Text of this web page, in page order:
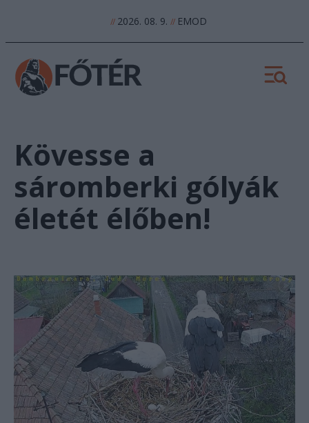
//2026. 08. 9. //EMOD
Kövesse a
sáromberki gólyák
életét élőben!